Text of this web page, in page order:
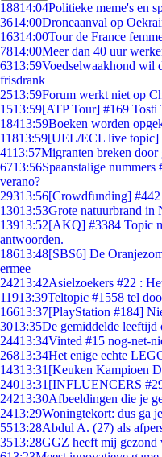
18814:04Politieke meme's en
3614:00Droneaanval op
16314:00Tour de France
7814:00Meer dan 40 uur
6313:59Voedselwaakhond wil
frisdrank
2513:59Forum werkt niet op
1513:59[ATP Tour] #169 Tosti
18413:59Boeken worden
11813:59[UEL/ECL live
4113:57Migranten breken door
6713:56Spaanstalige nummers
verano?
29313:56[Crowdfunding] #442
13013:53Grote natuurbrand in
13913:52[AKQ] #3384 Topic
antwoorden.
18613:48[SBS6] De
ermee
24213:42Asielzoekers #22 :
11913:39Teltopic #1558 tel
16613:37[PlayStation #184]
3013:35De gemiddelde
24413:34Vinted #15 nog-net-
26813:34Het enige echte
14313:31 [Keuken Kampioen
24013:31 [INFLUENCERS
24213:30Afbeeldingen die je
2413:29Woningtekort: dus ga
5513:28Abdul A. (27) als
3513:28GGZ heeft mij gezond